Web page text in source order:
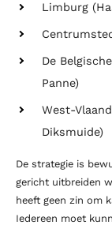
Limburg
De
Panne)
West-
Diksmuide)
De strategie is
gericht uitbreiden
heeft geen zin om
Iedereen moet